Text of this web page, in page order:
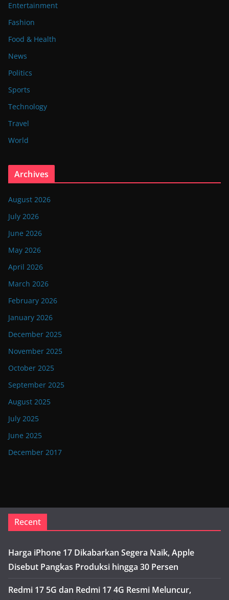
Entertainment
Fashion
Food & Health
News
Politics
Sports
Technology
Travel
World
Archives
August 2026
July 2026
June 2026
May 2026
April 2026
March 2026
February 2026
January 2026
December 2025
November 2025
October 2025
September 2025
August 2025
July 2025
June 2025
December 2017
Recent
Harga iPhone 17 Dikabarkan Segera Naik, Apple
Disebut Pangkas Produksi hingga 30 Persen
Redmi 17 5G dan Redmi 17 4G Resmi Meluncur,